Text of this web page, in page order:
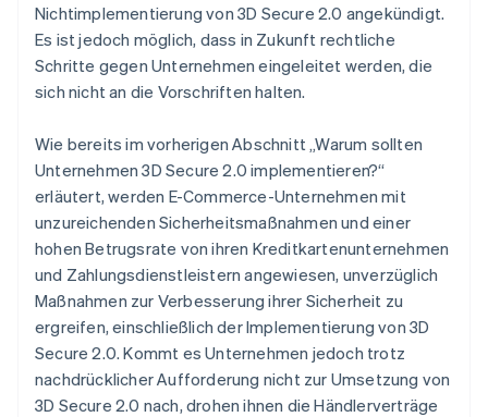
Nichtimplementierung von 3D Secure 2.0 angekündigt.
Es ist jedoch möglich, dass in Zukunft rechtliche
Schritte gegen Unternehmen eingeleitet werden, die
sich nicht an die Vorschriften halten.
Wie bereits im vorherigen Abschnitt „Warum sollten
Unternehmen 3D Secure 2.0 implementieren?“
erläutert, werden E-Commerce-Unternehmen mit
unzureichenden Sicherheitsmaßnahmen und einer
hohen Betrugsrate von ihren Kreditkartenunternehmen
und Zahlungsdienstleistern angewiesen, unverzüglich
Maßnahmen zur Verbesserung ihrer Sicherheit zu
ergreifen, einschließlich der Implementierung von 3D
Secure 2.0. Kommt es Unternehmen jedoch trotz
nachdrücklicher Aufforderung nicht zur Umsetzung von
3D Secure 2.0 nach, drohen ihnen die Händlerverträge